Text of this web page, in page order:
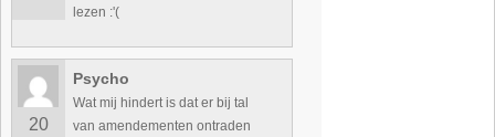
lezen :'(
20
Psycho
Wat mij hindert is dat er bij tal
van amendementen ontraden